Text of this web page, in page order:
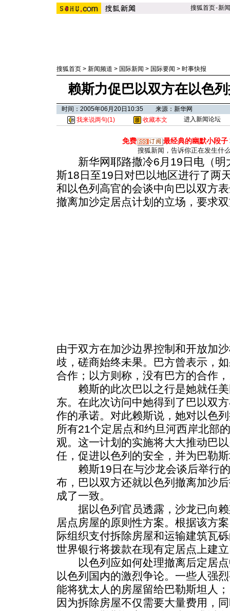
搜狐首页-新闻
搜狐首页 > 新闻频道 > 国际新闻 > 国际要闻 > 时事快报
赖斯力促巴以双方在以色
时间：2005年06月20日10:35 来源：新华网
我来说两句(1) 收藏本文 进入新闻论坛
免费 最经典的幽默小段子
搜狐新闻，告诉你正在发生什
新华网耶路撒冷6月19日电（明
斯18日至19日对巴以地区进行了两
和以色列高官的会谈中向巴以双方
撤离加沙定居点计划的立场，要求
由于双方在加沙边界控制和开放加
歧，磋商始终未果。巴方曾表示，
合作；以方则称，没有巴方的合作
赖斯的此次巴以之行是她就任美
东。在此次访问中她得到了巴以双
作的承诺。对此赖斯说，她对以色
所有21个定居点和约旦河西岸北部
观。这一计划的实施将大大推动巴
任，促进以色列的安全，并为巴勒
赖斯19日在与沙龙会谈后举行的
布，巴以双方还就以色列撤离加沙
成了一致。
据以色列官员透露，沙龙已向赖
居点房屋的原则性方案。根据该方
际组织支付拆除房屋和运输建筑瓦
世界银行将拨款在现有定居点上建
以色列应如何处理撤离后定居点
以色列国内的激烈争论。一些人强
能将犹太人的房屋留给巴勒斯坦人
因为拆除房屋不仅需要大量费用，